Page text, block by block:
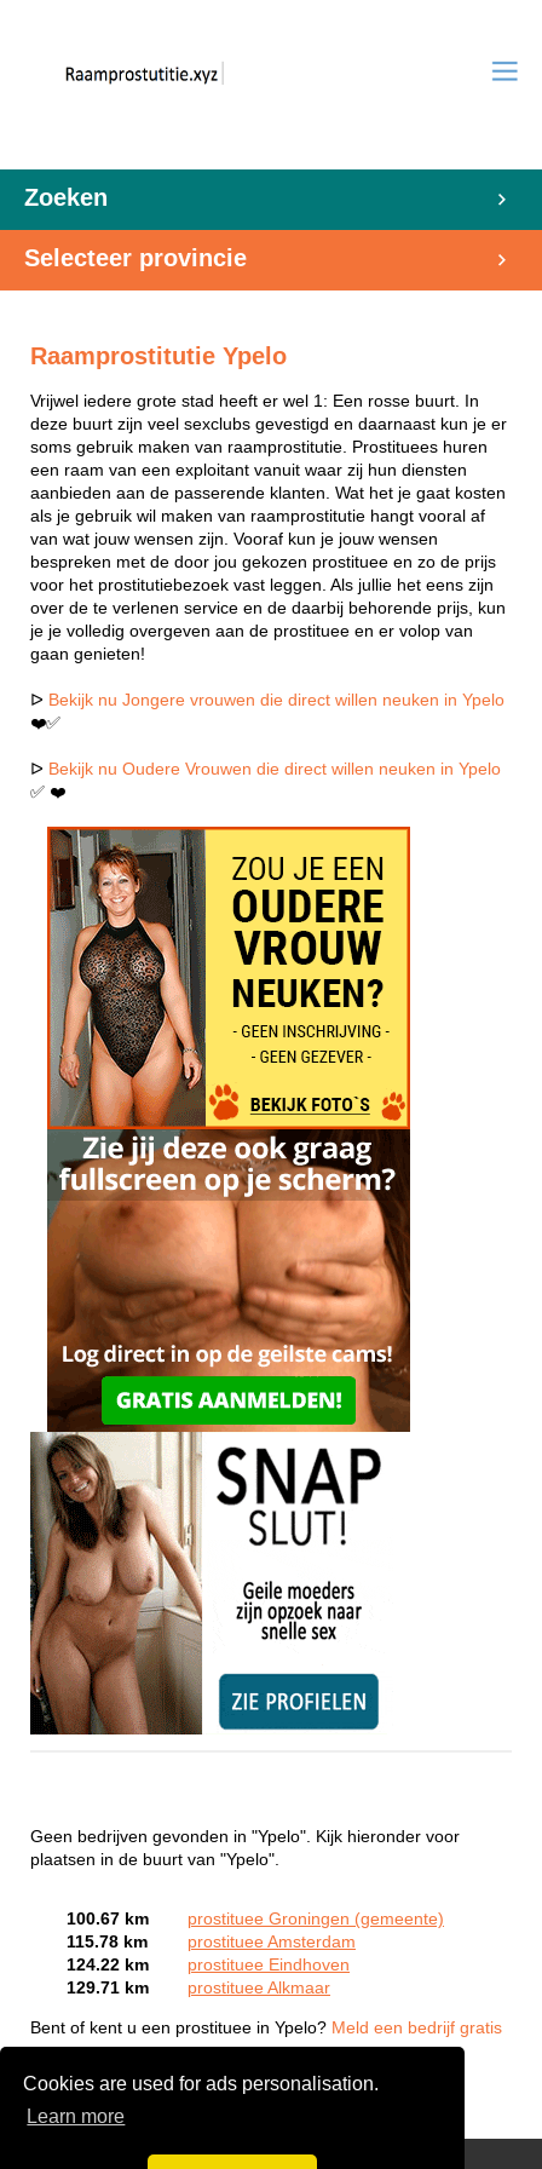
Cookies are used for ads personalisation.
Learn more
Zoeken
Selecteer provincie
Raamprostitutie Ypelo
Vrijwel iedere grote stad heeft er wel 1: Een rosse buurt. In
deze buurt zijn veel sexclubs gevestigd en daarnaast kun je er
soms gebruik maken van raamprostitutie. Prostituees huren
een raam van een exploitant vanuit waar zij hun diensten
aanbieden aan de passerende klanten. Wat het je gaat kosten
als je gebruik wil maken van raamprostitutie hangt vooral af
van wat jouw wensen zijn. Vooraf kun je jouw wensen
bespreken met de door jou gekozen prostituee en zo de prijs
voor het prostitutiebezoek vast leggen. Als jullie het eens zijn
over de te verlenen service en de daarbij behorende prijs, kun
je je volledig overgeven aan de prostituee en er volop van
gaan genieten!
ᐅ Bekijk nu Jongere vrouwen die direct willen neuken in Ypelo
❤️✅
ᐅ Bekijk nu Oudere Vrouwen die direct willen neuken in Ypelo
✅ ❤️
Geen bedrijven gevonden in "Ypelo". Kijk hieronder voor
plaatsen in de buurt van "Ypelo".
100.67 km
prostituee Groningen (gemeente)
115.78 km
prostituee Amsterdam
124.22 km
prostituee Eindhoven
129.71 km
prostituee Alkmaar
Bent of kent u een prostituee in Ypelo? Meld een bedrijf gratis
aan